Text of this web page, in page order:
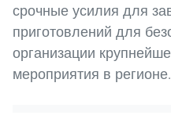
срочные усилия для
приготовлений для
организации
мероприятия в регионе.